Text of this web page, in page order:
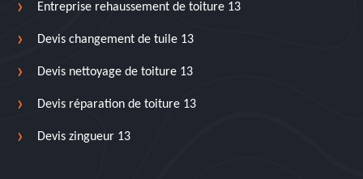
Entreprise rehaussement de toiture 13
Devis changement de tuile 13
Devis nettoyage de toiture 13
Devis réparation de toiture 13
Devis zingueur 13